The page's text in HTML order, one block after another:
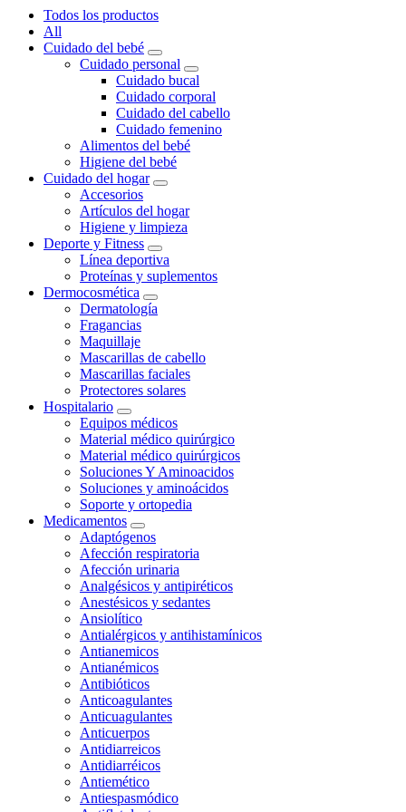
Todos los productos
All
Cuidado del bebé
Cuidado personal
Cuidado bucal
Cuidado corporal
Cuidado del cabello
Cuidado femenino
Alimentos del bebé
Higiene del bebé
Cuidado del hogar
Accesorios
Artículos del hogar
Higiene y limpieza
Deporte y Fitness
Línea deportiva
Proteínas y suplementos
Dermocosmética
Dermatología
Fragancias
Maquillaje
Mascarillas de cabello
Mascarillas faciales
Protectores solares
Hospitalario
Equipos médicos
Material médico quirúrgico
Material médico quirúrgicos
Soluciones Y Aminoacidos
Soluciones y aminoácidos
Soporte y ortopedia
Medicamentos
Adaptógenos
Afección respiratoria
Afección urinaria
Analgésicos y antipiréticos
Anestésicos y sedantes
Ansiolítico
Antialérgicos y antihistamínicos
Antianemicos
Antianémicos
Antibióticos
Anticoagulantes
Anticuagulantes
Anticuerpos
Antidiarreicos
Antidiarréicos
Antiemético
Antiespasmódico